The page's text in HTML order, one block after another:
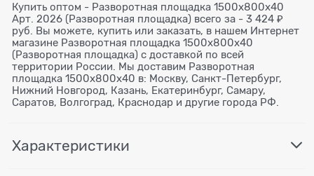
Купить оптом - Разворотная площадка 1500х800х40
Арт. 2026 (Разворотная площадка) всего за - 3 424 ₽
руб. Вы можете, купить или заказать, в нашем Интернет
магазине Разворотная площадка 1500х800х40
(Разворотная площадка) с доставкой по всей
территории России. Мы доставим Разворотная
площадка 1500х800х40 в: Москву, Санкт-Петербург,
Нижний Новгород, Казань, Екатеринбург, Самару,
Саратов, Волгоград, Краснодар и другие города РФ.
Характеристики